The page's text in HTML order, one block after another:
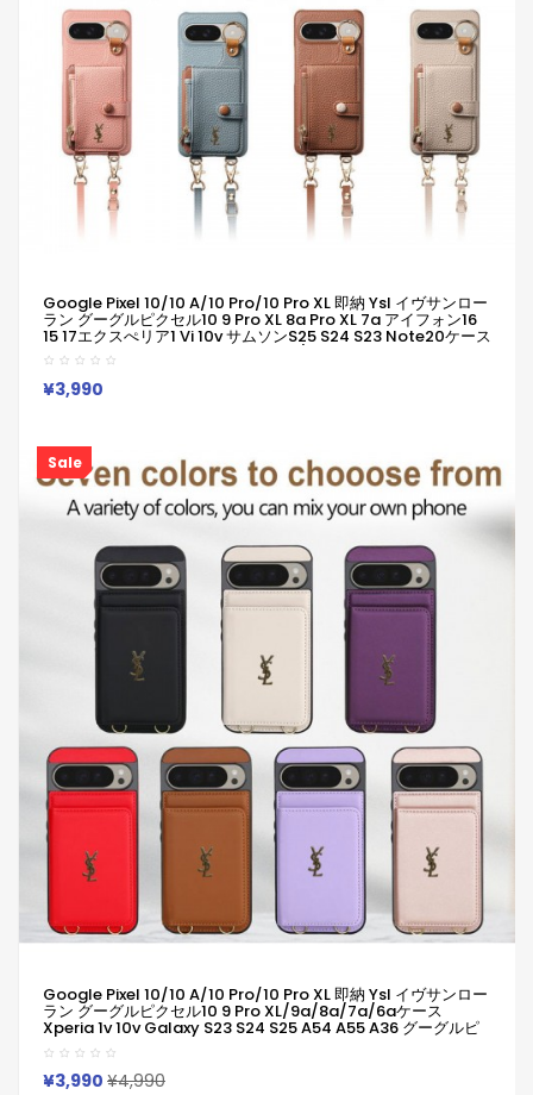
Google Pixel 10/10 A/10 Pro/10 Pro XL 即納 Ysl イヴサンロー
ラン グーグルピクセル10 9 Pro XL 8a Pro XL 7a アイフォン16
15 17エクスぺリア1 Vi 10v サムソンs25 S24 S23 Note20ケース
ブランド Galaxy A55 A54 A36 S25/S24 Ultraケース 保護カバ
ー男女兼用ジャケット型人気
Iphone/Galaxy/Xperia/Google Pixelなど全機種対応
¥3,990
Sale
Google Pixel 10/10 A/10 Pro/10 Pro XL 即納 Ysl イヴサンロー
ラン グーグルピクセル10 9 Pro XL/9a/8a/7a/6aケース
Xperia 1v 10v Galaxy S23 S24 S25 A54 A55 A36 グーグルピ
クセル10 9Pro XL 8a 7a Iphone 17 15 16 Pro Maxケース ブラン
ド Iphone/Galaxy/Google/Xperia/Pixelなど全機種対応
¥3,990 ¥4,990